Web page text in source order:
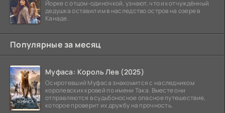
Йорке с отцом-одиночкой, узнают, что их отчуждённый
дедушка оставил им в наследство остров на озере в
Канаде.
Популярные за месяц
Муфаса: Король Лев (2025)
Осиротевший Муфаса знакомится с наследником
королевских кровей по имени Така. Вместе они
отправляются в судьбоносное опасное путешествие,
которое проверит их дружбу на прочность.